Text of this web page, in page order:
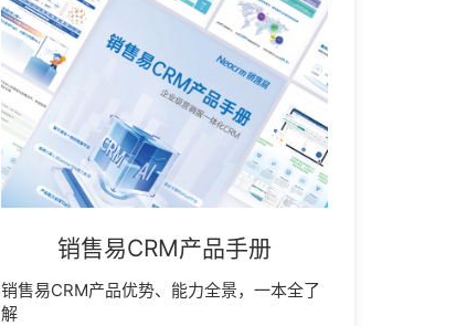
销售易CRM产品手册
销售易CRM产品优势、能力全景，一本全了
解